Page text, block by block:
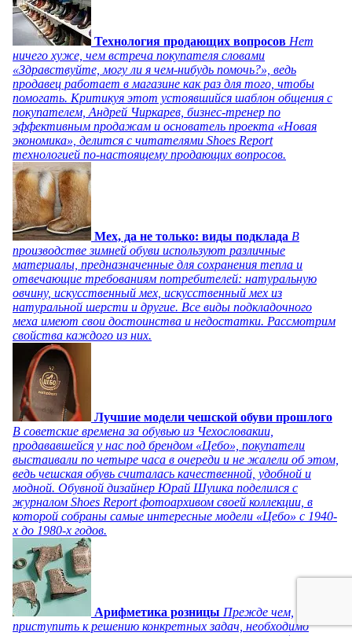
Технология продающих вопросов Нет
ничего хуже, чем встреча покупателя словами
«Здравствуйте, могу ли я чем-нибудь помочь?», ведь
продавец работает в магазине как раз для того, чтобы
помогать. Критикуя этот устоявшийся шаблон общения с
покупателем, Андрей Чиркарев, бизнес-тренер по
эффективным продажам и основатель проекта «Новая
экономика», делится с читателями Shoes Report
технологией по-настоящему продающих вопросов.
Мех, да не только: виды подклада В
производстве зимней обуви используют различные
материалы, предназначенные для сохранения тепла и
отвечающие требованиям потребителей: натуральную
овчину, искусственный мех, искусственный мех из
натуральной шерсти и другие. Все виды подкладочного
меха имеют свои достоинства и недостатки. Рассмотрим
свойства каждого из них.
Лучшие модели чешской обуви прошлого
В советские времена за обувью из Чехословакии,
продававшейся у нас под брендом «Цебо», покупатели
выстаивали по четыре часа в очереди и не жалели об этом,
ведь чешская обувь считалась качественной, удобной и
модной. Обувной дизайнер Юрай Шушка поделился с
журналом Shoes Report фотоархивом своей коллекции, в
которой собраны самые интересные модели «Цебо» с 1940-
х до 1980-х годов.
Арифметика розницы Прежде чем,
приступить к решению конкретных задач, необходимо